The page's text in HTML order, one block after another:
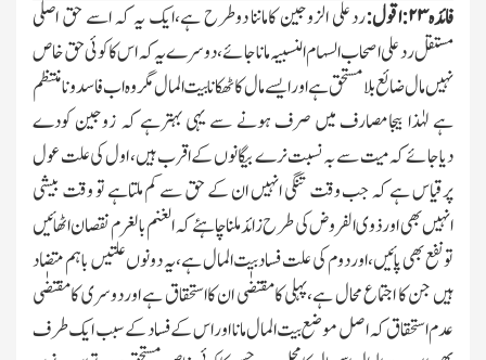
فائدہ۲۳: اقول:ردعلی الزوجین کاماننا دوطرح ہے،ایك یہ کہ اسے حق اصلی
مستقل ردعلی اصحاب السہام النسبیہ ماناجائے، دوسرے یہ کہ اس کاکوئی حق خاص
نہیں مال ضائع بلامستحق ہے اورایسے مال کاٹھکانابیت المال مگروہ اب فاسد ونامنتظم
ہے لہٰذا بیجامصارف میں صرف ہونے سے یہی بہترہے کہ زوجین کودے
دیاجائے کہ میت سے بہ نسبت نرے بیگانوں کے اقرب ہیں، اول کی علت عول
پرقیاس ہے کہ جب وقت تنگی انہیں ان کے حق سے کم ملتاہے تو وقت بیشی
انہیں بھی اورذوی الفروض کی طرح زائدملناچاہئے کہ الغنم بالغرم نقصان اٹھائیں
تونفع بھی پائیں،اوردوم کی علت فساد بیت المال ہے،یہ دونوں علتیں باہم متضاد
ہیں جن کا اجتماع محال ہے،پہلی کامقتضٰی ان کااستحقاق ہے اوردوسری کامقتضٰی
عدم استحقاق کہ اصل موضع بیت المال مانا اور اس کے فساد کے سبب ایك طرف